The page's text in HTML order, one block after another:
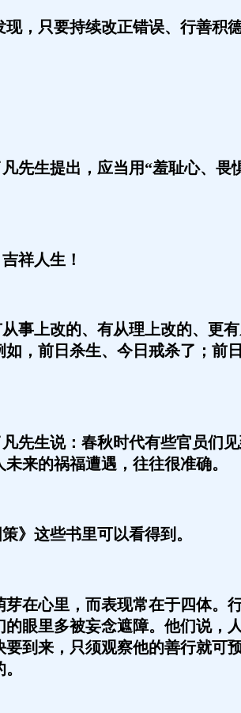
现，只要持续改正错误、行善积
先生提出，应当用“羞耻心、畏
祥人生！
事上改的、有从理上改的、更
，前日杀生、今日戒杀了；前
先生说：春秋时代有些官员们
来的祸福遭遇，往往很准确。
》这些书里可以看得到。
在心里，而表现常在于四体。
眼里多被妄念遮障。他们说，
到来，只须观察他的善行就可